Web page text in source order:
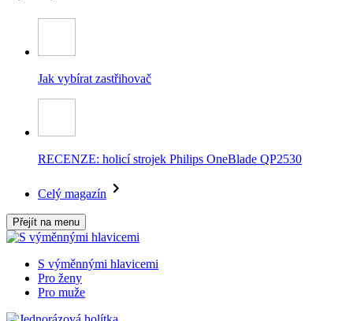
Jak vybírat zastřihovač
RECENZE: holicí strojek Philips OneBlade QP2530
Celý magazín
Přejít na menu
S výměnnými hlavicemi
Pro ženy
Pro muže